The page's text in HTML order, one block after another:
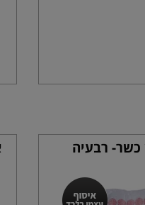
כשר- רבעיה